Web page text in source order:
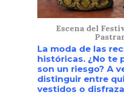
Escena del
La moda de las
históricas. ¿No te
son un riesgo? A
distinguir entre
vestidos o